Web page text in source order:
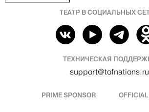
ТЕАТР В СОЦИАЛЬНЫХ
ТЕХНИЧЕСКАЯ
support@tofnations.ru
PRIME SPONSOR